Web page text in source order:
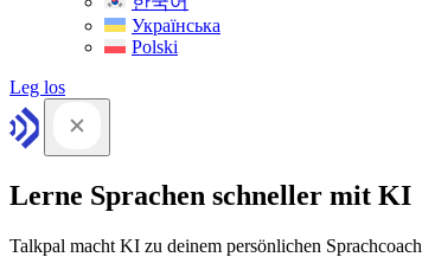
Українська
Polski
Leg los
Lerne Sprachen schneller mit KI
Talkpal macht KI zu deinem persönlichen Sprachcoach